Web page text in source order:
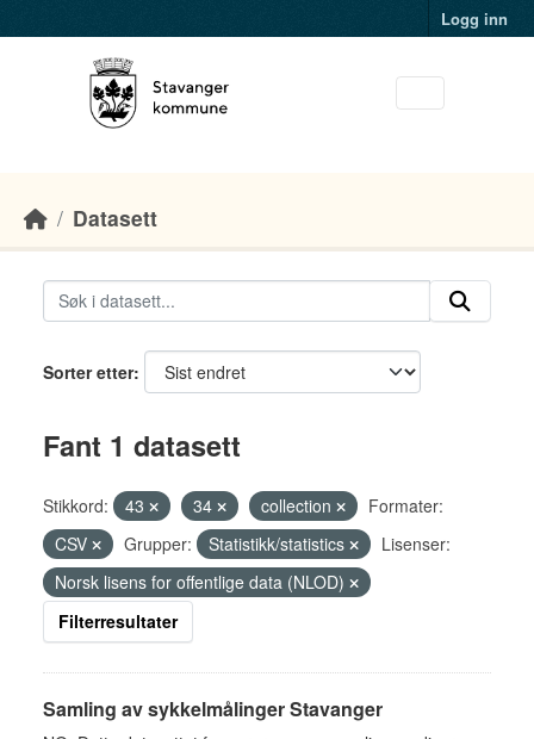
Logg inn
Datasett
Sorter etter
Fant 1 datasett
Stikkord: 43 34 collection
Formater:
CSV
Grupper: Statistikk/statistics
Lisenser:
Norsk lisens for offentlige data (NLOD)
Filterresultater
Samling av sykkelmålinger Stavanger